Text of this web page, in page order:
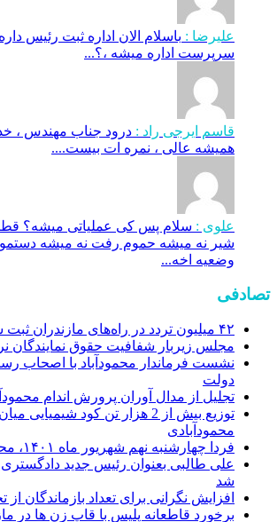
علیرضا : باسلام الان اداره ثبت رئیس داره
سرپرست اداره میشه ،؟...
قاسم ایرجی راد : درود جناب مهندس ،
همیشه عالی ، نمره ات بیست....
علوی : سلام پس کی عملیاتی میشه؟
شیر نه میشه حموم رفت نه میشه
وضعیه اخه...
تصادفی
۴۲ میلیون تردد در راه‌های مازندران ثبت شده است
مجلس زیربار شفافیت حقوق نمایندگان
نشست فرماندار محمودآباد با اصحاب
دولت
تجلیل از مدال آوران پرورش اندام
توزیع بیش از 2 هزار تن کود
محمودآبادی
فردا چهارشنبه نهم شهریور ماه ۱۴۰۱، محمودآباد چه خبره؟
علی طالبی بعنوان رئیس جدید دادگستری
شد
افزایش نگرانی برای تعداد بازماندگان
برخورد قاطعانه پليس با قاپ زن ها در